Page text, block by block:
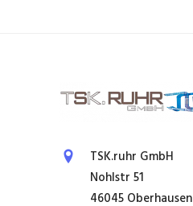
TSK.ruhr GmbH
Nohlstr 51
46045 Oberhausen